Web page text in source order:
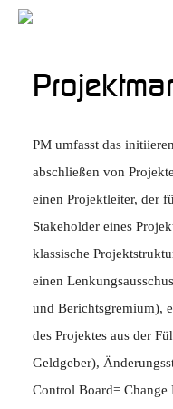
PM umfasst das
abschließen von
einen Projektleiter, der
Stakeholder eines
klassische
einen
und Berichtsgremium),
des Projektes aus der
Geldgeber),
Control Board= Change